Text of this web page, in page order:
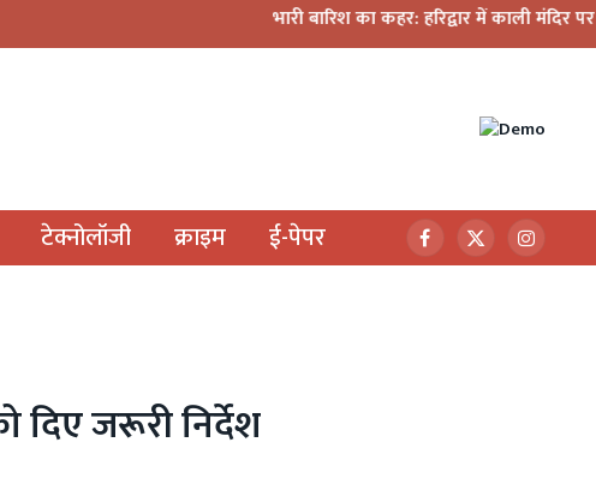
भारी बारिश का कहर: हरिद्वार में काली मंदिर पर गिरा
टेक्नोलॉजी क्राइम ई-पेपर Facebook
X
(Twitter)
दिए जरूरी निर्देश